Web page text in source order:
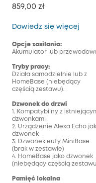
859,00 zł
Dowiedz się więcej
Opcje zasilania:
Akumulator lub
Tryby pracy:
Działa samodzielnie lub z
HomeBase (niebędący
częścią zestawu).
Dzwonek do drzwi
1. Kompatybilny z
dzwonkami
2. Urządzenie Alexa Echo
dzwonek
3. Dzwonek eufy MiniBase
(brak w zestawie)
4. HomeBase jako dzwonek
(niebędący częścią
Pamięć lokalna